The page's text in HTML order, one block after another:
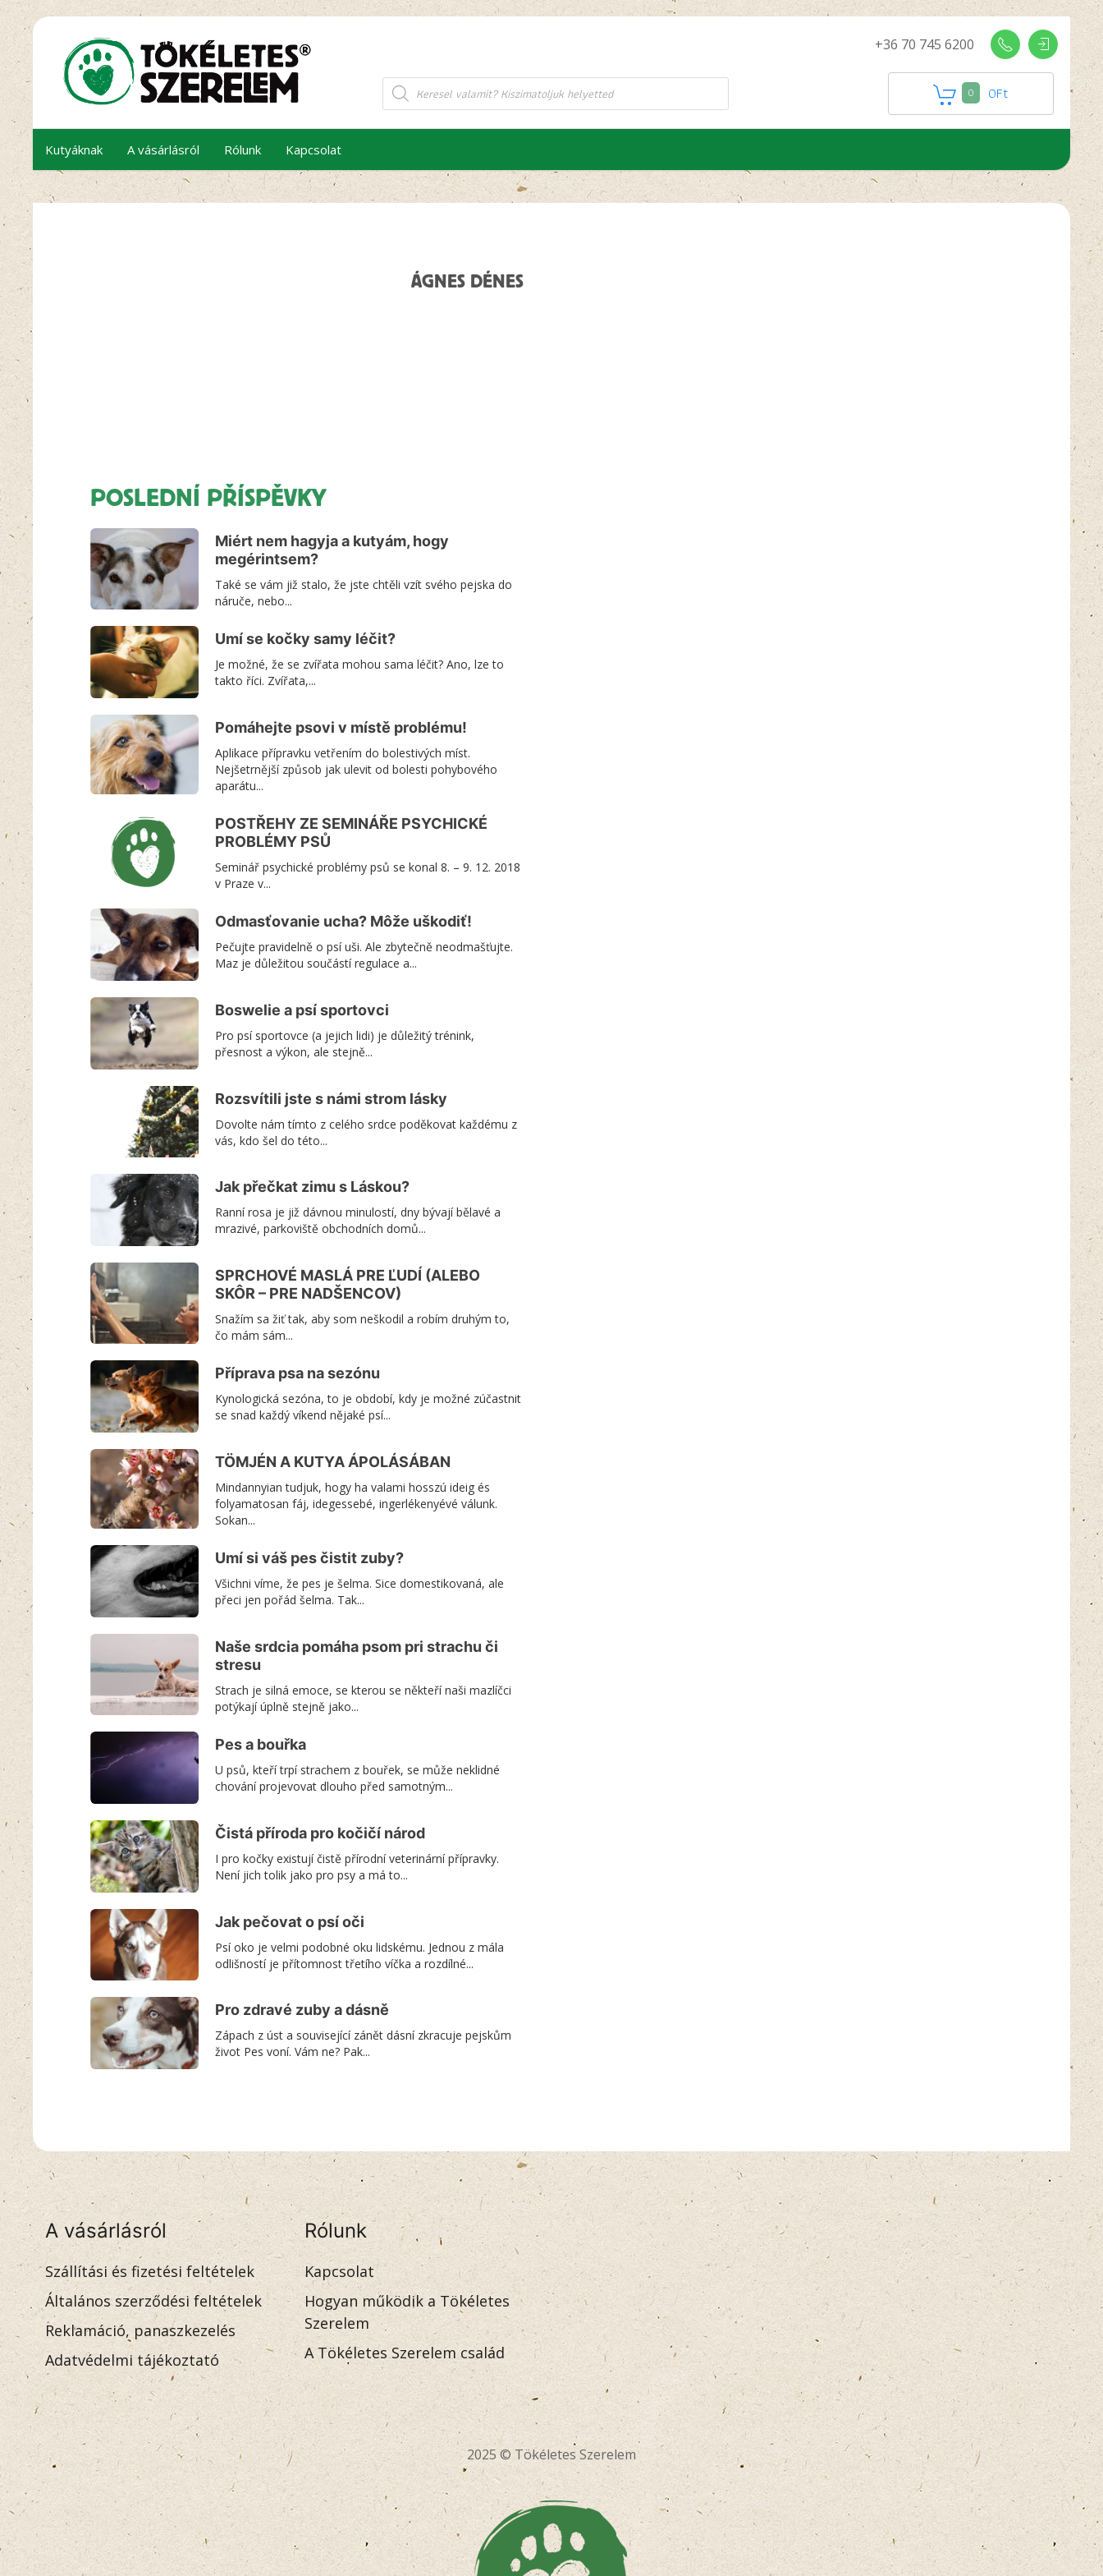
+36 70 745 6200
Products
search 0 0Ft
Kutyáknak A vásárlásról Rólunk Kapcsolat
ÁGNES DÉNES
POSLEDNÍ PŘÍSPĚVKY
Miért nem hagyja a kutyám, hogy
megérintsem?
Také se vám již stalo, že jste chtěli vzít svého pejska do
náruče, nebo...
Umí se kočky samy léčit?
Je možné, že se zvířata mohou sama léčit? Ano, lze to
takto říci. Zvířata,...
Pomáhejte psovi v místě problému!
Aplikace přípravku vetřením do bolestivých míst.
Nejšetrnější způsob jak ulevit od bolesti pohybového
aparátu...
POSTŘEHY ZE SEMINÁŘE PSYCHICKÉ
PROBLÉMY PSŮ
Seminář psychické problémy psů se konal 8. – 9. 12. 2018
v Praze v...
Odmasťovanie ucha? Môže uškodiť!
Pečujte pravidelně o psí uši. Ale zbytečně neodmašťujte.
Maz je důležitou součástí regulace a...
Boswelie a psí sportovci
Pro psí sportovce (a jejich lidi) je důležitý trénink,
přesnost a výkon, ale stejně...
Rozsvítili jste s námi strom lásky
Dovolte nám tímto z celého srdce poděkovat každému z
vás, kdo šel do této...
Jak přečkat zimu s Láskou?
Ranní rosa je již dávnou minulostí, dny bývají bělavé a
mrazivé, parkoviště obchodních domů...
SPRCHOVÉ MASLÁ PRE ĽUDÍ (ALEBO
SKÔR – PRE NADŠENCOV)
Snažím sa žiť tak, aby som neškodil a robím druhým to,
čo mám sám...
Příprava psa na sezónu
Kynologická sezóna, to je období, kdy je možné zúčastnit
se snad každý víkend nějaké psí...
TÖMJÉN A KUTYA ÁPOLÁSÁBAN
Mindannyian tudjuk, hogy ha valami hosszú ideig és
folyamatosan fáj, idegessebé, ingerlékenyévé válunk.
Sokan...
Umí si váš pes čistit zuby?
Všichni víme, že pes je šelma. Sice domestikovaná, ale
přeci jen pořád šelma. Tak...
Naše srdcia pomáha psom pri strachu či
stresu
Strach je silná emoce, se kterou se někteří naši mazlíčci
potýkají úplně stejně jako...
Pes a bouřka
U psů, kteří trpí strachem z bouřek, se může neklidné
chování projevovat dlouho před samotným...
Čistá příroda pro kočičí národ
I pro kočky existují čistě přírodní veterinární přípravky.
Není jich tolik jako pro psy a má to...
Jak pečovat o psí oči
Psí oko je velmi podobné oku lidskému. Jednou z mála
odlišností je přítomnost třetího víčka a rozdílné...
Pro zdravé zuby a dásně
Zápach z úst a související zánět dásní zkracuje pejskům
život Pes voní. Vám ne? Pak...
A vásárlásról
Szállítási és fizetési feltételek
Általános szerződési feltételek
Reklamáció, panaszkezelés
Adatvédelmi tájékoztató
Rólunk
Kapcsolat
Hogyan működik a Tökéletes
Szerelem
A Tökéletes Szerelem család
2025 © Tökéletes Szerelem